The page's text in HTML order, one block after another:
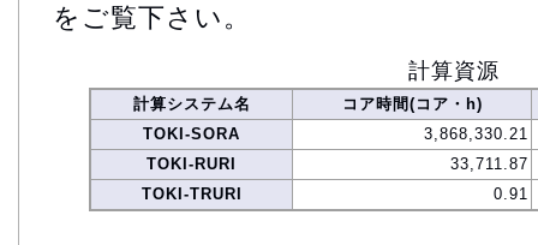
をご覧下さい。
計算資源
計算システム名
コア時間(コア・h)
TOKI-SORA
3,868,330.21
TOKI-RURI
33,711.87
TOKI-TRURI
0.91